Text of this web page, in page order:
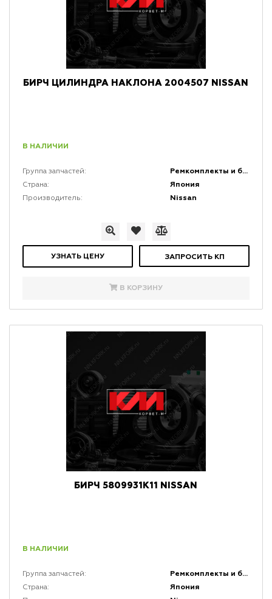
БИРЧ ЦИЛИНДРА НАКЛОНА 2004507 NISSAN
В НАЛИЧИИ
Группа запчастей: Ремкомплекты и быстро изнашивающиеся резиновые части (БИРЧ)
Страна: Япония
Производитель: Nissan
УЗНАТЬ ЦЕНУ ЗАПРОСИТЬ КП
В КОРЗИНУ
БИРЧ 5809931K11 NISSAN
В НАЛИЧИИ
Группа запчастей: Ремкомплекты и быстро изнашивающиеся резиновые части (БИРЧ)
Страна: Япония